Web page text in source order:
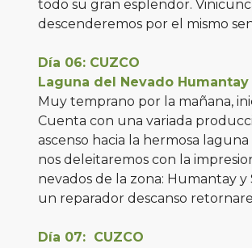
todo su gran esplendor.
descenderemos por el mismo
Día 06: CUZCO
Laguna del Nevado Humantay
Muy temprano por la mañana,
Cuenta con una variada
ascenso hacia la hermosa
nos deleitaremos con la
nevados de la zona: Humantay
un reparador descanso
Día 07: CUZCO